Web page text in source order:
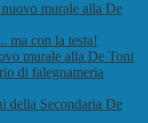
murale alla De
ma con la testa!
murale alla De Toni
di falegnameria
della Secondaria De